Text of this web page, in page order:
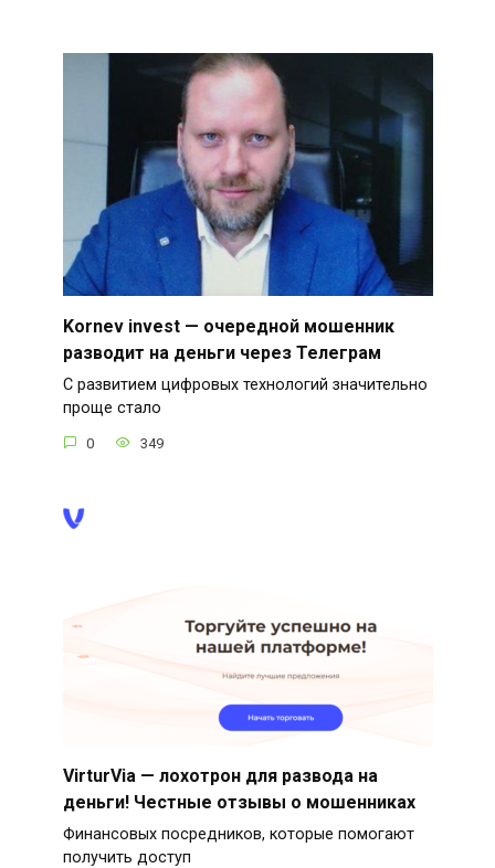
Kornev invest — очередной мошенник
разводит на деньги через Телеграм
С развитием цифровых технологий значительно
проще стало
0 349
VirturVia — лохотрон для развода на
деньги! Честные отзывы о мошенниках
Финансовых посредников, которые помогают
получить доступ